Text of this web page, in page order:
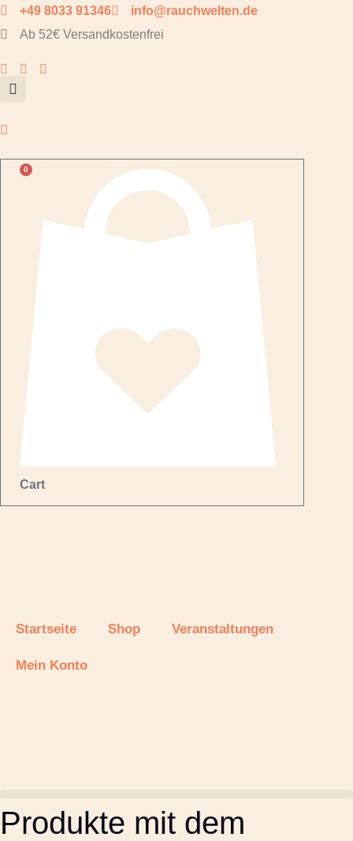
Zum
Inhalt
+49 8033 91346
info@rauchwelten.de
Ab 52€ Versandkostenfrei
0
Cart
Startseite Shop Veranstaltungen
Mein Konto
Produkte mit dem